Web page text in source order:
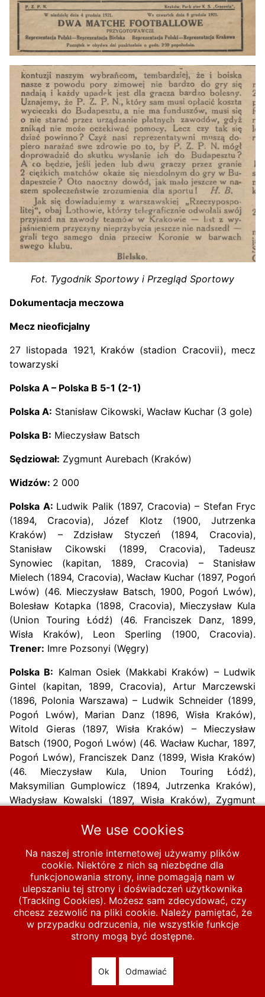
Fot. Tygodnik Sportowy i Przegląd Sportowy
Dokumentacja meczowa
Mecz nieoficjalny
27 listopada 1921, Kraków (stadion Cracovii), mecz
towarzyski
Polska A – Polska B 5-1 (2-1)
Polska A: Stanisław Cikowski, Wacław Kuchar (3 gole)
Polska B: Mieczysław Batsch
Sędziował: Zygmunt Aurebach (Kraków)
Widzów: 2 000
Polska A: Ludwik Palik (1897, Cracovia) – Stefan Fryc
(1894, Cracovia), Józef Klotz (1900, Jutrzenka
Kraków) – Zdzisław Styczeń (1894, Cracovia),
Stanisław Cikowski (1899, Cracovia), Tadeusz
Synowiec (kapitan, 1889, Cracovia) – Stanisław
Mielech (1894, Cracovia), Wacław Kuchar (1897, Pogoń
Lwów) (46. Mieczysław Batsch, 1900, Pogoń Lwów),
Bolesław Kotapka (1898, Cracovia), Mieczysław Kula
(Union Touring Łódź) (46. Franciszek Danz, 1899,
Wisła Kraków), Leon Sperling (1900, Cracovia).
Trener: Imre Pozsonyi (Węgry)
Polska B: Kalman Osiek (Makkabi Kraków) – Ludwik
Gintel (kapitan, 1899, Cracovia), Artur Marczewski
(1896, Polonia Warszawa) – Ludwik Schneider (1899,
Pogoń Lwów), Marian Danz (1896, Wisła Kraków),
Witold Gieras (1897, Wisła Kraków) – Mieczysław
Batsch (1900, Pogoń Lwów) (46. Wacław Kuchar, 1897,
Pogoń Lwów), Franciszek Danz (1899, Wisła Kraków)
(46. Mieczysław Kula, Union Touring Łódź),
Maksymilian Gumplowicz (1894, Jutrzenka Kraków),
Władysław Kowalski (1897, Wisła Kraków), Zygmunt
Pozsonyi (Węgry)
Następna
Następna
Start MECZE Polska B 1920-1939
1921
1921-11-27 Polska A – Polska B 5-1
© 2026 polska-pilka.pl|Tanie strony internetowe
We use cookies
Na naszej stronie internetowej używamy plików
cookie. Niektóre z nich są niezbędne dla
funkcjonowania strony, inne pomagają nam w
ulepszaniu tej strony i doświadczeń użytkownika
(Tracking Cookies). Możesz sam zdecydować, czy
chcesz zezwolić na pliki cookie. Należy pamiętać, że
w przypadku odrzucenia, nie wszystkie funkcje
strony mogą być dostępne.
Ok Odmawiać